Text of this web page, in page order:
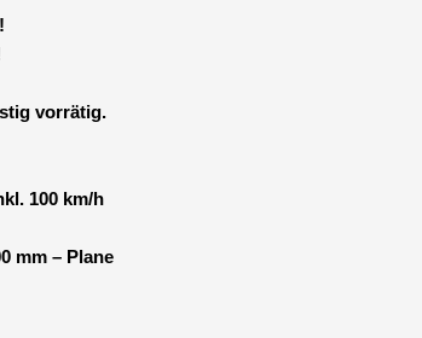
vorrätig.
100 km/h
mm – Plane